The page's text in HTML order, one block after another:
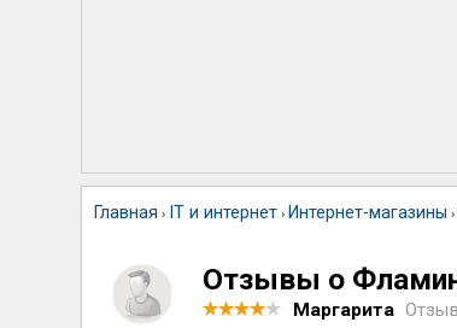
Главная › IT и интернет › Интернет-магазины
Отзывы о
Маргарита